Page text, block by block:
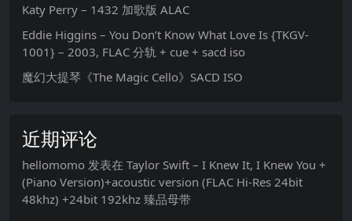
Katy Perry – 1432 加歌版 ALAC
Eddie Higgins – You Don’t Know What Love Is {TKGV-
1001} – 2003, FLAC 分轨 + cue + sacd iso
魔幻大提琴《The Magic Cello》SACD ISO
近期评论
hellomomo 发表在 Taylor Swift – I Knew It, I Knew You +
(Piano Version)+acoustic version (FLAC Hi-Res 24bit
48khz) +24bit 192khz 臻品母带